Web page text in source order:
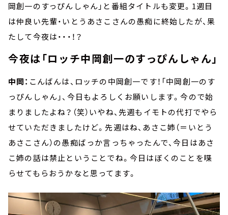
岡創一のすっぴんしゃん」と番組タイトルも変更。1週目
は仲良い先輩・いとうあさこさんの愚痴に終始したが、果
たして今夜は・・・！？
今夜は「ロッチ中岡創一のすっぴんしゃん」
中岡： こんばんは、ロッチの中岡創一です！「中岡創一のす
っぴんしゃん」、今日もよろしくお願いします。今ので始
まりましたよね？（笑）いやね、先週もイモトの代打でやら
せていただきましたけど。先週はね、あさこ姉（＝いとう
あさこさん）の愚痴ばっか言っちゃったんで、今日はあさ
こ姉の話は禁止ということでね。今日はぼくのことを喋
らせてもらおうかなと思ってます。